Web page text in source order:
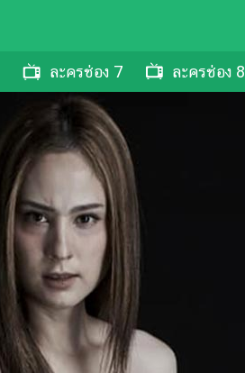
ละครช่อง 7 ละครช่อง 8